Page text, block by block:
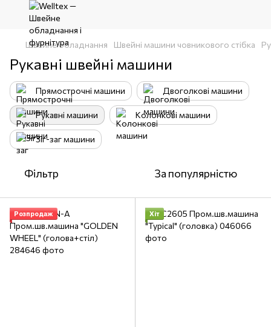
Швейне обладнання Швейні машини човникового стібка
Рукавні швейні машини
Прямострочні машини Двоголкові машини
Рукавні машини Колонкові машини
Зіг-заг машини
Фільтр За популярністю
Розпродаж Хіт